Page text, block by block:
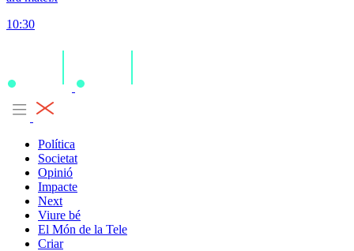
10:30
Política
Societat
Opinió
Impacte
Next
Viure bé
El Món de la Tele
Criar